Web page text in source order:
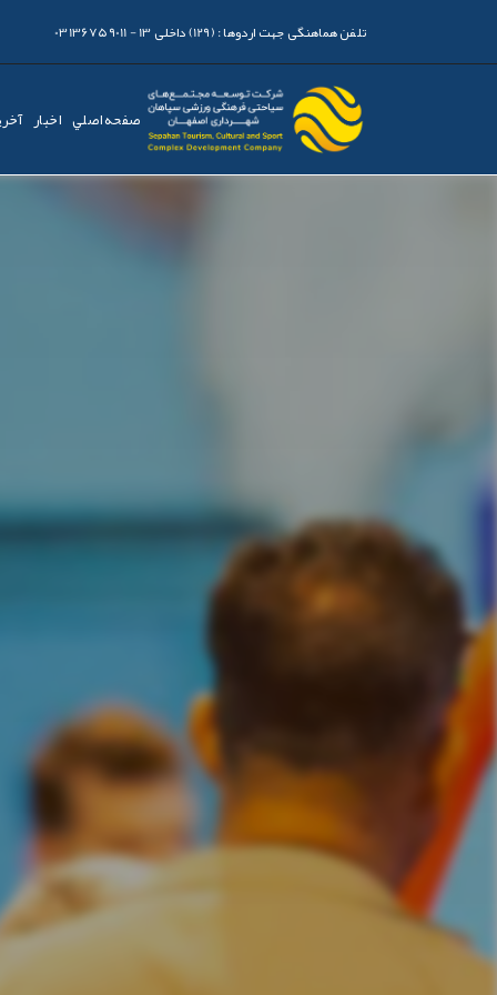
تلفن هماهنگی جهت اردوها :(129) داخلی 13 - 03136759011
صفحه اصلي اخبار